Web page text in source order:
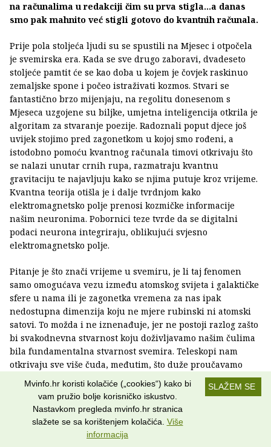
na računalima u redakciji čim su prva stigla...a danas
smo pak mahnito već stigli gotovo do kvantnih računala.
Prije pola stoljeća ljudi su se spustili na Mjesec i otpočela
je svemirska era. Kada se sve drugo zaboravi, dvadeseto
stoljeće pamtit će se kao doba u kojem je čovjek raskinuo
zemaljske spone i počeo istraživati kozmos. Stvari se
fantastično brzo mijenjaju, na regolitu donesenom s
Mjeseca uzgojene su biljke, umjetna inteligencija otkrila je
algoritam za stvaranje poezije. Radoznali poput djece još
uvijek stojimo pred zagonetkom u kojoj smo rođeni, a
istodobno pomoću kvantnog računala timovi otkrivaju što
se nalazi unutar crnih rupa, razmatraju kvantnu
gravitaciju te najavljuju kako se njima putuje kroz vrijeme.
Kvantna teorija otišla je i dalje tvrdnjom kako
elektromagnetsko polje prenosi kozmičke informacije
našim neuronima. Pobornici teze tvrde da se digitalni
podaci neurona integriraju, oblikujući svjesno
elektromagnetsko polje.
Pitanje je što znači vrijeme u svemiru, je li taj fenomen
samo omogućava vezu između atomskog svijeta i galaktičke
sfere u nama ili je zagonetka vremena za nas ipak
nedostupna dimenzija koju ne mjere rubinski ni atomski
satovi. To možda i ne iznenađuje, jer ne postoji razlog zašto
bi svakodnevna stvarnost koju doživljavamo našim čulima
bila fundamentalna stvarnost svemira. Teleskopi nam
otkrivaju sve više čuda, međutim, što duže proučavamo
kozmos, sve više shvaćamo da se zagonetke ne mogu riješiti
promatranjem spiralnih galaksija ili bljeskova udaljene
supernove. Znanstvenici su nedavno predložili
nevjerojatnu teoriju prema kojoj bi trebao postojati „anti-
svemir“ koji bi bio blizanac našeg svemira. Dakle, naš
SLAŽEM SE
Mvinfo.hr koristi kolačiće („cookies“) kako bi
vam pružio bolje korisničko iskustvo.
Nastavkom pregleda mvinfo.hr stranica
slažete se sa korištenjem kolačića. Više
informacija